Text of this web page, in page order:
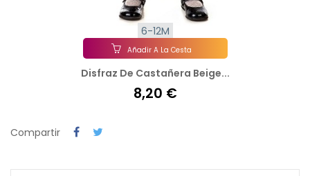
6-12M
Añadir A La Cesta
Disfraz De Castañera Beige...
8,20 €
Compartir